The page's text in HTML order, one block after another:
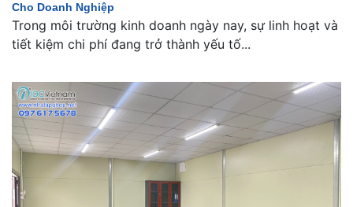
Cho Doanh Nghiệp
Trong môi trường kinh doanh ngày nay, sự linh hoạt và
tiết kiệm chi phí đang trở thành yếu tố...